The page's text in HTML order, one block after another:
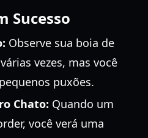
Sucesso
Observe sua boia de
vezes, mas você
puxões.
Chato: Quando um
você verá uma